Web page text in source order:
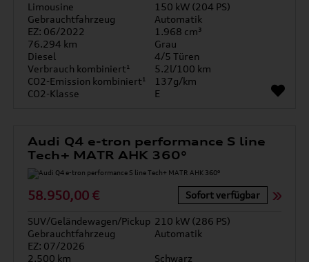
Limousine
150 kW (204 PS)
Gebrauchtfahrzeug
Automatik
EZ: 06/2022
1.968 cm³
76.294 km
Grau
Diesel
4/5 Türen
Verbrauch kombiniert¹
5.2l/100 km
CO2-Emission kombiniert¹
137g/km
CO2-Klasse
E
Audi Q4 e-tron performance S line
Tech+ MATR AHK 360°
58.950,00 € Sofort verfügbar
SUV/Geländewagen/Pickup 210 kW (286 PS)
Gebrauchtfahrzeug
Automatik
EZ: 07/2026
2.500 km
Schwarz